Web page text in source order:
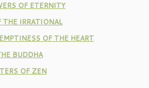
OF ETERNITY
THE IRRATIONAL
OF THE HEART
BUDDHA
OF ZEN